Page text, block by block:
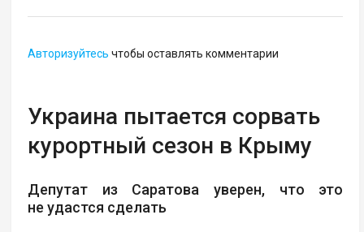
Авторизуйтесь чтобы оставлять комментарии
Украина пытается сорвать
курортный сезон в Крыму
Депутат из Саратова уверен, что это
не удастся сделать